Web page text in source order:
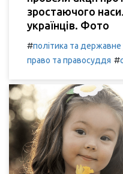
зростаючого
українців. Фото
#політика та державне
право та правосуддя #